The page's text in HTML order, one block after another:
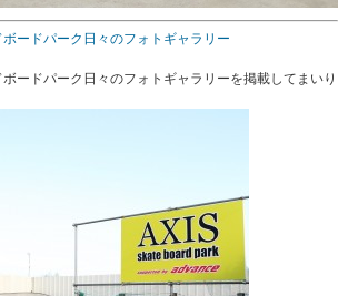
ボードパーク日々のフォトギャラリー
ボードパーク日々のフォトギャラリーを掲載してまいり